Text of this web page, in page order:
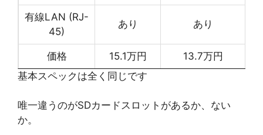
有線LAN (RJ-
45)
あり あり
価格 15.1万円
13.7万円
基本スペックは全く同じです
唯一違うのがSDカードスロットがあるか、ない
か。